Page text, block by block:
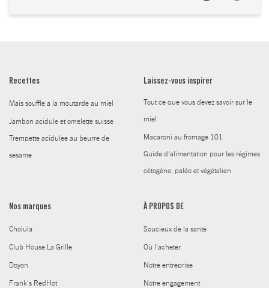
Recettes
Mais souffle a la moutarde au miel
Jambon acidule et omelette suisse
Trempette acidulee au beurre de
sesame
Laissez-vous inspirer
Tout ce que vous devez savoir sur le
miel
Macaroni au fromage 101
Guide d’alimentation pour les régimes
cétogène, paléo et végétalien
Nos marques
Cholula
Club House La Grille
Doyon
Frank's RedHot
À PROPOS DE
Soucieux de la santé
Où l'acheter
Notre entreprise
Notre engagement